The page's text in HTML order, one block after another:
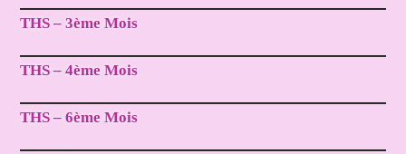
THS – 3ème Mois
THS – 4ème Mois
THS – 6ème Mois